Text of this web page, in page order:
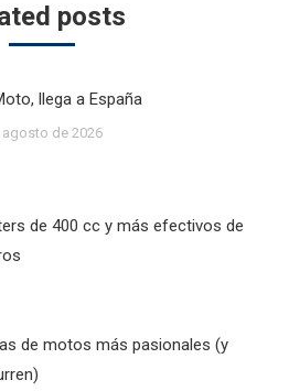
posts
llega a España
agosto de 2026
de 400 cc y más efectivos de
de motos más pasionales (y